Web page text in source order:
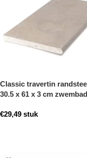
Classic travertin
30.5 x 61 x 3 cm zwembad
€29,49 stuk